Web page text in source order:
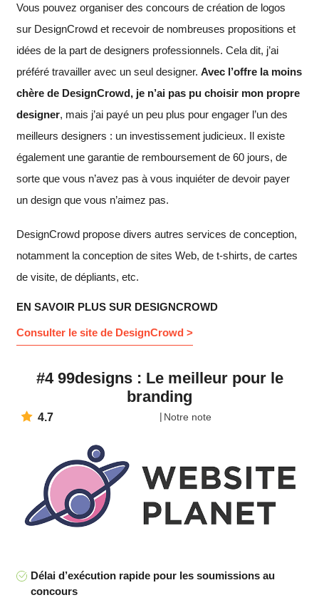
Vous pouvez organiser des concours de création de logos
sur DesignCrowd et recevoir de nombreuses propositions et
idées de la part de designers professionnels. Cela dit, j’ai
préféré travailler avec un seul designer. Avec l’offre la moins
chère de DesignCrowd, je n’ai pas pu choisir mon propre
designer, mais j’ai payé un peu plus pour engager l’un des
meilleurs designers : un investissement judicieux. Il existe
également une garantie de remboursement de 60 jours, de
sorte que vous n’avez pas à vous inquiéter de devoir payer
un design que vous n’aimez pas.
DesignCrowd propose divers autres services de conception,
notamment la conception de sites Web, de t-shirts, de cartes
de visite, de dépliants, etc.
EN SAVOIR PLUS SUR DESIGNCROWD
Consulter le site de DesignCrowd >
#4 99designs : Le meilleur pour le
branding
4.7 Notre note
Délai d’exécution rapide pour les soumissions au
concours